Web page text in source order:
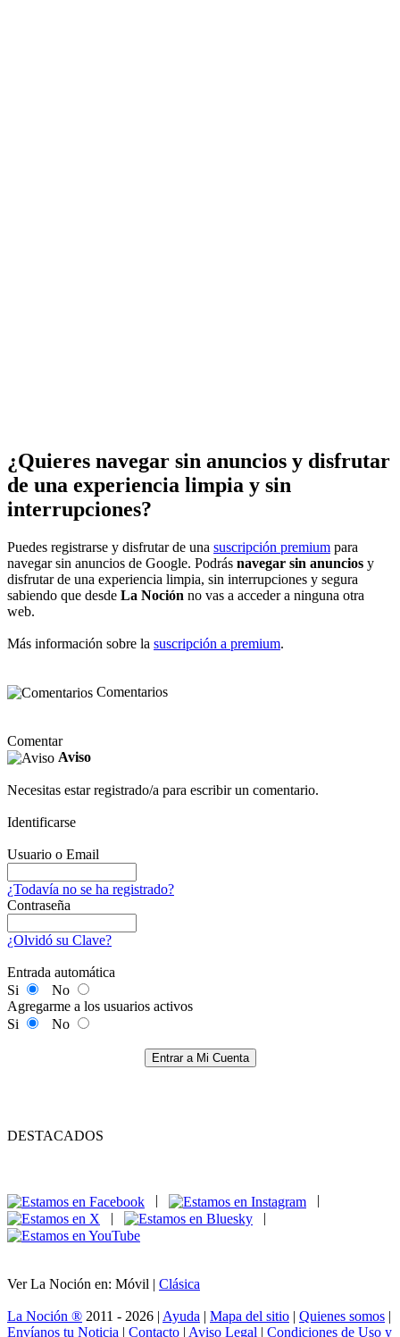
¿Quieres navegar sin anuncios y disfrutar
de una experiencia limpia y sin
interrupciones?
Puedes registrarse y disfrutar de una suscripción premium para
navegar sin anuncios de Google. Podrás navegar sin anuncios y
disfrutar de una experiencia limpia, sin interrupciones y segura
sabiendo que desde La Noción no vas a acceder a ninguna otra
web.
Más información sobre la suscripción a premium.
Comentarios
Comentar
Aviso
Necesitas estar registrado/a para escribir un comentario.
Identificarse
Usuario o Email
¿Todavía no se ha registrado?
Contraseña
¿Olvidó su Clave?
Entrada automática
Si
No
Agregarme a los usuarios activos
Si
No
Entrar a Mi Cuenta
DESTACADOS
|
|
Ver La Noción en: Móvil | Clásica
La Noción ® 2011 - 2026 | Ayuda | Mapa del sitio | Quienes somos |
Envíanos tu Noticia | Contacto | Aviso Legal | Condiciones de Uso y